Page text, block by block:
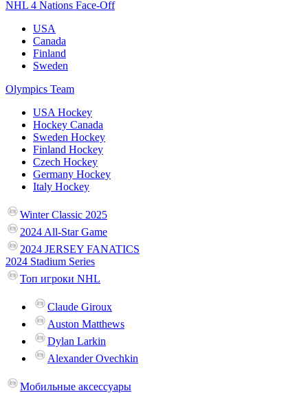
NHL 4 Nations Face-Off
USA
Canada
Finland
Sweden
Olympics Team
USA Hockey
Hockey Canada
Sweden Hockey
Finland Hockey
Czech Hockey
Germany Hockey
Italy Hockey
Winter Classic 2025
2024 All-Star Game
2024 JERSEY FANATICS
2024 Stadium Series
Топ игроки NHL
Claude Giroux
Auston Matthews
Dylan Larkin
Alexander Ovechkin
Мобильные аксессуары